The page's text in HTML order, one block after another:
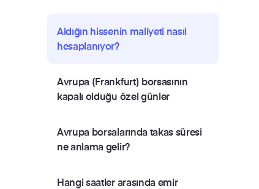
Aldığın hissenin maliyeti nasıl
hesaplanıyor?
Avrupa (Frankfurt) borsasının
kapalı olduğu özel günler
Avrupa borsalarında takas süresi
ne anlama gelir?
Hangi saatler arasında emir